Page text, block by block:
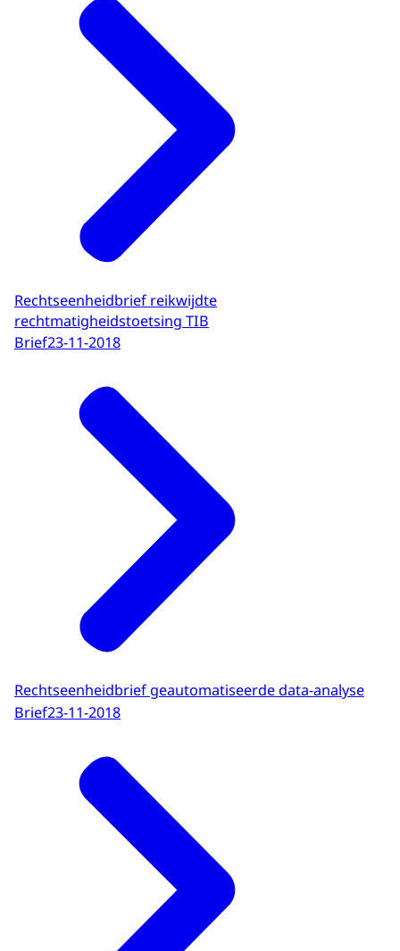
Rechtseenheidbrief reikwijdte
rechtmatigheidstoetsing TIB
Brief23-11-2018
Rechtseenheidbrief geautomatiseerde data-analyse
Brief23-11-2018